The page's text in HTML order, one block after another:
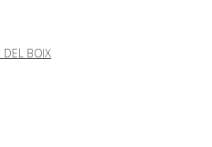
DEL BOIX